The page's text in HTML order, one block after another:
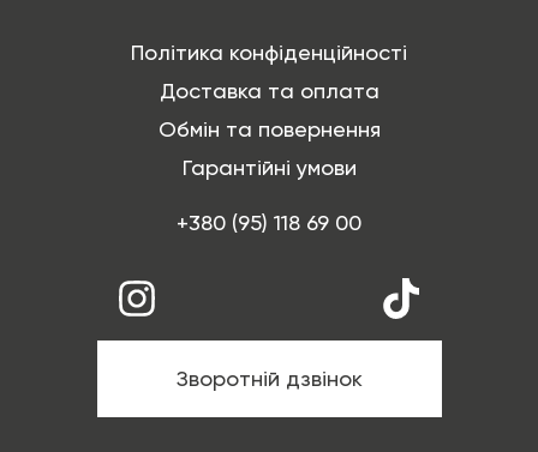
Політика конфіденційності
Доставка та оплата
Обмін та повернення
Гарантійні умови
+380 (95) 118 69 00
Зворотній дзвінок